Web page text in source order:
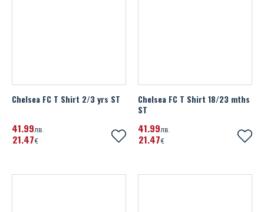
Chelsea FC T Shirt 2/3 yrs ST
41 99лв.
21 47€
Chelsea FC T Shirt 18/23 mths
ST
41 99лв.
21 47€